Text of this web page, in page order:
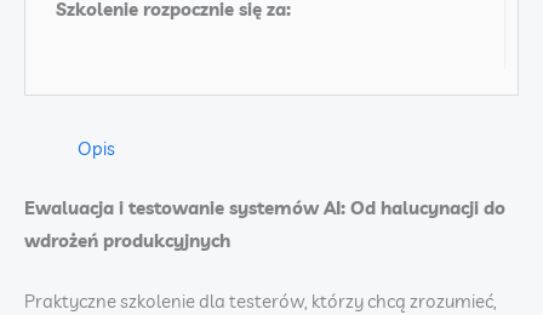
Szkolenie rozpocznie się za:
Opis
Ewaluacja i testowanie systemów AI: Od halucynacji do
wdrożeń produkcyjnych
Praktyczne szkolenie dla testerów, którzy chcą zrozumieć,